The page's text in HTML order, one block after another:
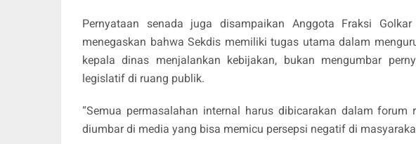
Pernyataan senada juga disampaikan Anggota Fraksi
menegaskan bahwa Sekdis memiliki tugas utama dalam
kepala dinas menjalankan kebijakan, bukan mengumbar
legislatif di ruang publik.
“Semua permasalahan internal harus dibicarakan dalam forum
diumbar di media yang bisa memicu persepsi negatif di